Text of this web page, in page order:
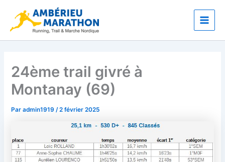
contenu
Main
24ème trail givré à
Montanay (69)
Paradmin1919/2 février 2025